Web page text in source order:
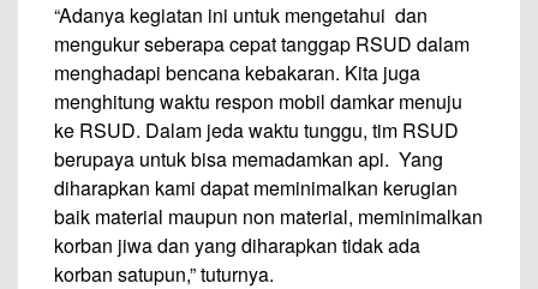
“Adanya kegiatan ini untuk mengetahui dan
mengukur seberapa cepat tanggap RSUD dalam
menghadapi bencana kebakaran. Kita juga
menghitung waktu respon mobil damkar menuju
ke RSUD. Dalam jeda waktu tunggu, tim RSUD
berupaya untuk bisa memadamkan api. Yang
diharapkan kami dapat meminimalkan kerugian
baik material maupun non material, meminimalkan
korban jiwa dan yang diharapkan tidak ada
korban satupun,” tuturnya.